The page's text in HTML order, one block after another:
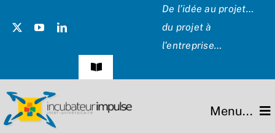
De l’idée au projet…
du projet à
l’entreprise…
Navigation
Témoignages
Menu...